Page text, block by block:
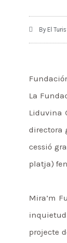
By El
La
Liduvina
directora
cessió
platja)
Mira’m
inquietud
projecte